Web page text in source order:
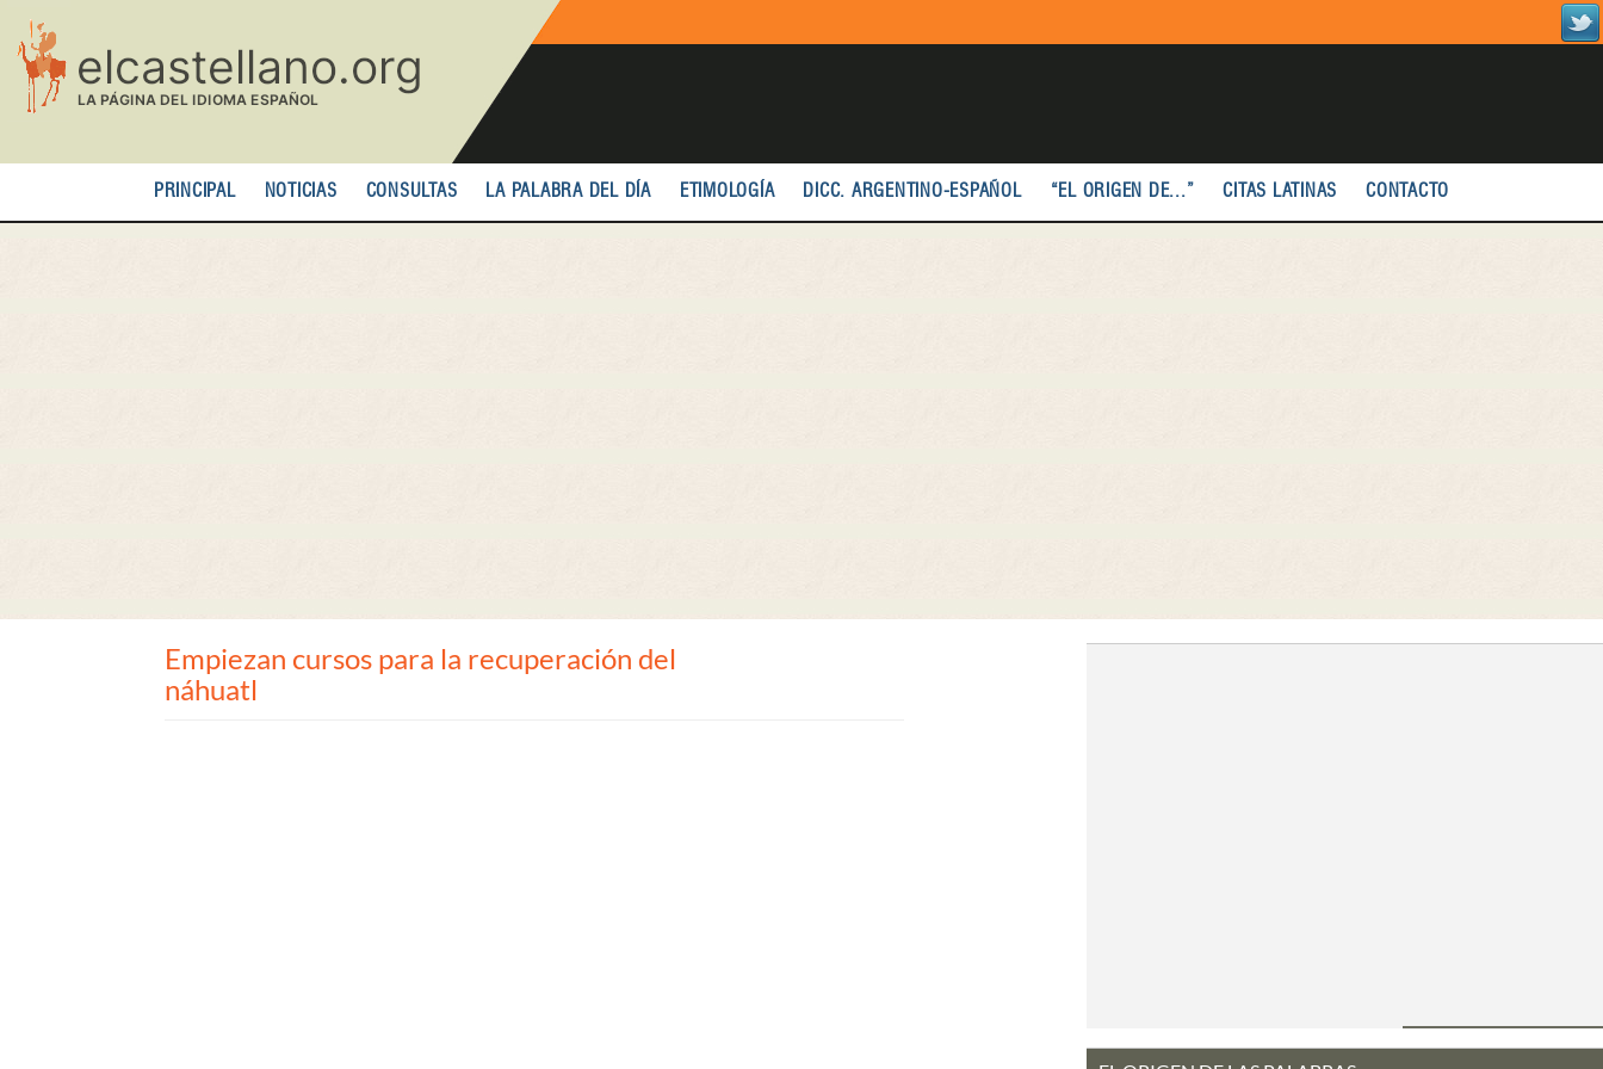
contenido
principal
PRINCIPAL NOTICIAS CONSULTAS LA PALABRA DEL DÍA ETIMOLOGÍA DICC. ARGENTINO-ESPAÑOL “EL ORIGEN DE...” CITAS LATINAS CONTACTO
Empiezan cursos para la recuperación del
náhuatl